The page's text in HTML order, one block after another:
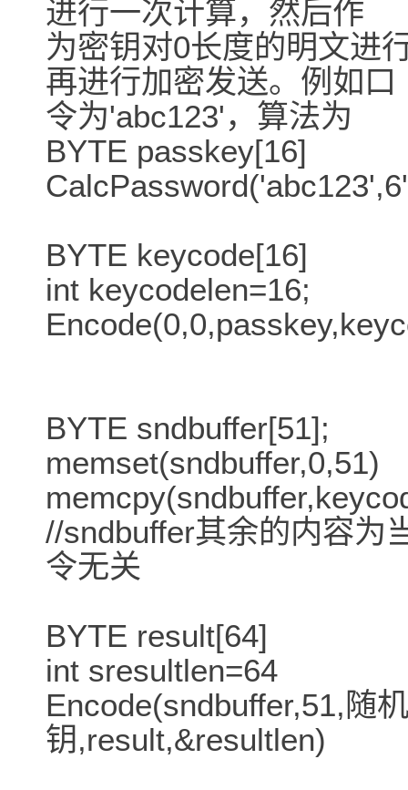
进行一次计算，然后作
为密钥对0长度的明文进
再进行加密发送。例如口
令为'abc123'，算法为
BYTE passkey[16]
BYTE keycode[16]
int keycodelen=16;
BYTE sndbuffer[51];
memset(sndbuffer,0,51)
//sndbuffer其余的内容为
令无关
BYTE result[64]
int sresultlen=64
Encode(sndbuffer,51,随
钥,result,&resultlen)